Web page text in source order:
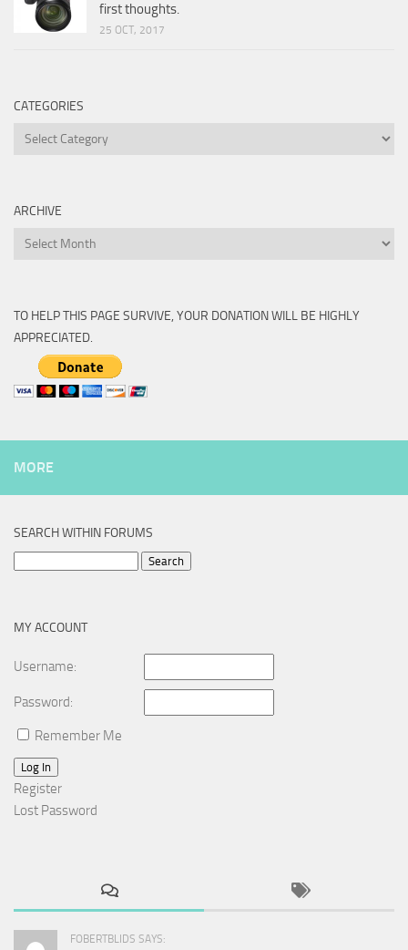
first thoughts.
25 OCT, 2017
CATEGORIES
Categories
ARCHIVE
Archive
TO HELP THIS PAGE SURVIVE, YOUR DONATION WILL BE HIGHLY
APPRECIATED.
MORE
SEARCH WITHIN FORUMS
MY ACCOUNT
Username:
Password:
Remember Me
Log In
Register
Lost Password
FOBERTBLIDS SAYS: